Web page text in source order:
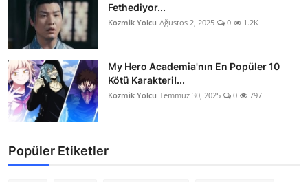
Fethediyor...
Kozmik Yolcu Ağustos 2, 2025 0 1.2K
My Hero Academia'nın En Popüler 10
Kötü Karakteri!...
Kozmik Yolcu Temmuz 30, 2025 0 797
Popüler Etiketler